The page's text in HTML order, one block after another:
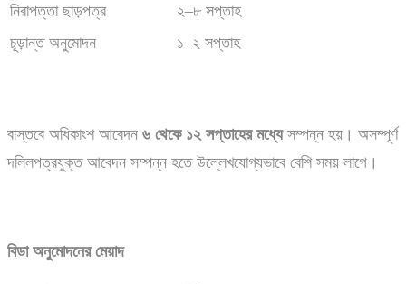
নিরাপত্তা ছাড়পত্র
২–৮ সপ্তাহ
চূড়ান্ত অনুমোদন
১–২ সপ্তাহ
বাস্তবে অধিকাংশ আবেদন ৬ থেকে ১২ সপ্তাহের মধ্যেসম্পন্ন হয়। অসম্পূর্ণ
দলিলপত্রযুক্ত আবেদন সম্পন্ন হতে উল্লেখযোগ্যভাবে বেশি সময় লাগে।
বিডাঅনুমোদনের মেয়াদ